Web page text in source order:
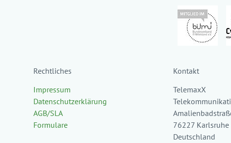
Rechtliches
Impressum
Datenschutzerklärung
AGB/SLA
Formulare
Kontakt
TelemaxX
76227 Karlsruhe
Deutschland